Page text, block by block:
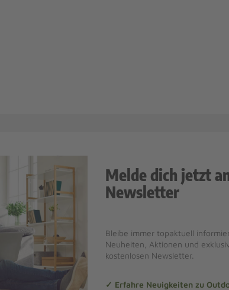
Melde dich jetzt
Newsletter
Bleibe immer topaktuell
Neuheiten, Aktionen und
kostenlosen Newsletter.
✓ Erfahre Neuigkeiten zu